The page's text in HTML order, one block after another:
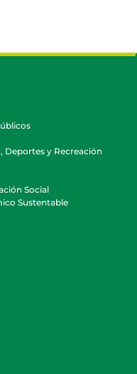
Deportes y Recreación
Social
Sustentable